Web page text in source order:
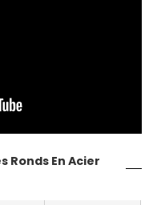
Ronds En Acier